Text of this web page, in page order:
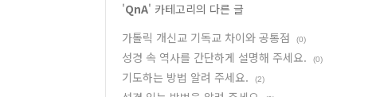
'QnA' 카테고리의 다른 글
가톨릭 개신교 기독교 차이와 공통점
(0)
성경 속 역사를 간단하게 설명해 주세요. (0)
기도하는 방법 알려 주세요. (2)